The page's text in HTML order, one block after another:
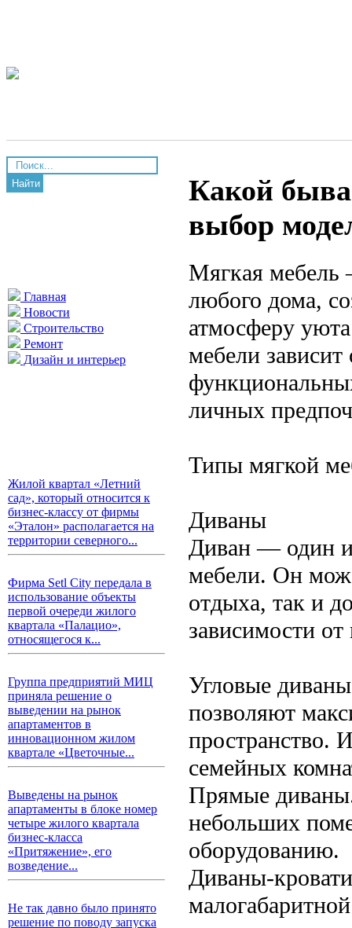
Найти
Главная
Новости
Строительство
Ремонт
Дизайн и интерьер
Жилой квартал «Летний
сад», который относится к
бизнес-классу от фирмы
«Эталон» располагается на
территории северного...
Фирма Setl City передала в
использование объекты
первой очереди жилого
квартала «Палацио»,
относящегося к...
Группа предприятий МИЦ
приняла решение о
выведении на рынок
апартаментов в
инновационном жилом
квартале «Цветочные...
Выведены на рынок
апартаменты в блоке номер
четыре жилого квартала
бизнес-класса
«Притяжение», его
возведение...
Не так давно было принято
решение по поводу запуска
Какой
выбор
Мягкая мебель
любого дома,
атмосферу
мебели
личных
Типы мягкой
Диваны
Диван — один
мебели. Он
отдыха, так и
зависимости
Угловые
позволяют
пространство.
семейных
Прямые
небольших
оборудованию.
Диваны-